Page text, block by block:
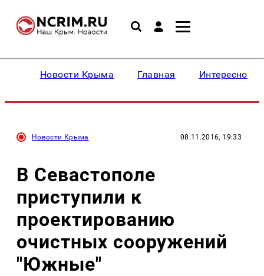
Новости Крыма Главная Интересное
Новости Крыма 08.11.2016, 19:33
В Севастополе
приступили к
проектированию
очистных сооружений
"Южные"